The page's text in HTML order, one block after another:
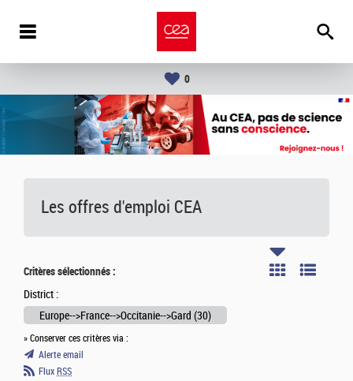
0
Les offres d'emploi CEA
Critères sélectionnés :
District :
Europe-->France-->Occitanie-->Gard (30)
» Conserver ces critères via :
Alerte email
Flux RSS